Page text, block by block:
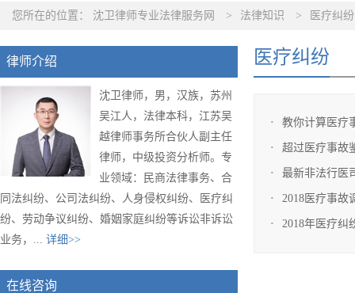
您所在的位置： 沈卫律师专业法律服务网 > 法律知识 > 医疗纠纷
律师介绍
沈卫律师，男，汉族，苏州
吴江人，法律本科，江苏吴
越律师事务所合伙人副主任
律师，中级投资分析师。专
业领域：民商法律事务、合
同法纠纷、公司法纠纷、人身侵权纠纷、医疗纠
纷、劳动争议纠纷、婚姻家庭纠纷等诉讼非诉讼
业务，... 详细>>
在线咨询
医疗纠纷
教你计算医疗
超过医疗事故
最新非法行医
2018医疗事故
2018年医疗纠